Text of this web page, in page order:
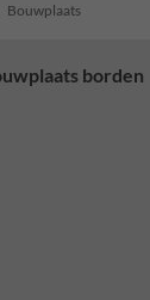
Bouwplaats
borden